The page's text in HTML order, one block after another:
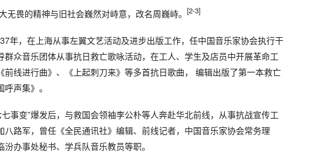
无畏的精神与旧社会巍然对峙意，改名周巍峙。 [2-3]
年，在上海从事左翼文艺活动及进步出版工作，任中国音乐家协会执行干
群众音乐团体从事抗日救亡歌咏活动，在工人、学生及店员中开展革命工
前线进行曲》、《上起刺刀来》等多首抗日歌曲， 编辑出版了第一本救亡
声集》。
事变”爆发后，与救国会领袖李公朴等人奔赴华北前线，从事抗战宣传工
八路军，曾任《全民通讯社》编辑、前线记者，中国音乐家协会常务理
汾办事处秘书、学兵队音乐教员等职。